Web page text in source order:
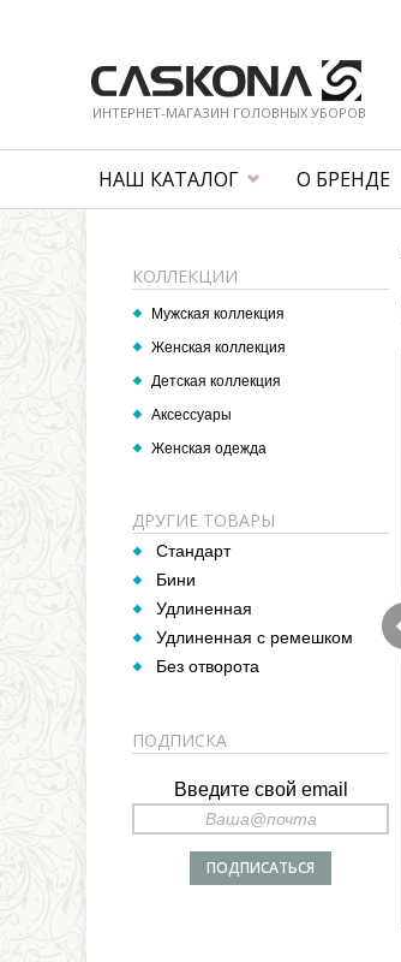
ИНТЕРНЕТ-МАГАЗИН ГОЛОВНЫХ УБОРОВ
НАШ КАТАЛОГ О БРЕНДЕ
КОЛЛЕКЦИИ
Мужская коллекция
Женская коллекция
Детская коллекция
Аксессуары
Женская одежда
ДРУГИЕ ТОВАРЫ
Стандарт
Бини
Удлиненная
Удлиненная с ремешком
Без отворота
ПОДПИСКА
Введите свой email